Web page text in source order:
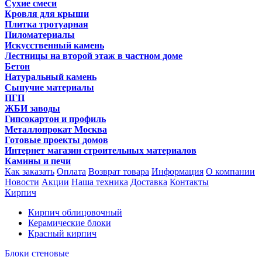
Сухие смеси
Кровля для крыши
Плитка тротуарная
Пиломатериалы
Искусственный камень
Лестницы на второй этаж в частном доме
Бетон
Натуральный камень
Сыпучие материалы
ПГП
ЖБИ заводы
Гипсокартон и профиль
Металлопрокат Москва
Готовые проекты домов
Интернет магазин строительных материалов
Камины и печи
Как заказать Оплата Возврат товара Информация О компании
Новости Акции Наша техника Доставка Контакты
Кирпич
Кирпич облицовочный
Керамические блоки
Красный кирпич
Блоки стеновые